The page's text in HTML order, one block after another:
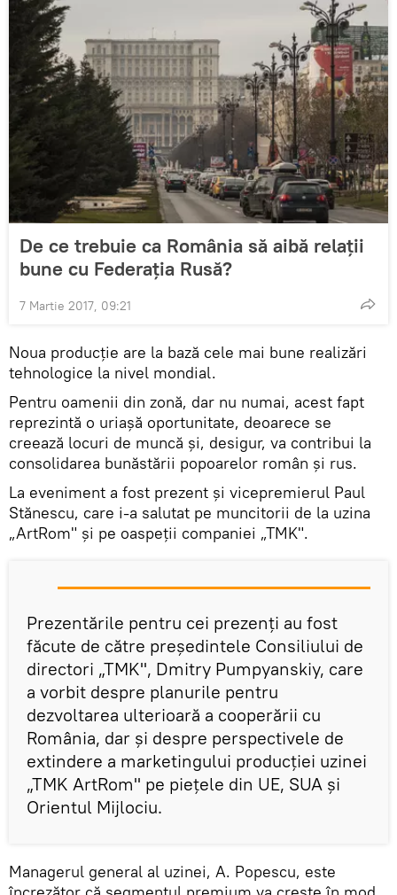
De ce trebuie ca România să aibă relații
bune cu Federația Rusă?
7 Martie 2017, 09:21
Noua producţie are la bază cele mai bune realizări
tehnologice la nivel mondial.
Pentru oamenii din zonă, dar nu numai, acest fapt
reprezintă o uriaşă oportunitate, deoarece se
creează locuri de muncă şi, desigur, va contribui la
consolidarea bunăstării popoarelor român şi rus.
La eveniment a fost prezent şi vicepremierul Paul
Stănescu, care i-a salutat pe muncitorii de la uzina
„ArtRom" şi pe oaspeţii companiei „TMK".
Prezentările pentru cei prezenţi au fost
făcute de către preşedintele Consiliului de
directori „TMK", Dmitry Pumpyanskiy, care
a vorbit despre planurile pentru
dezvoltarea ulterioară a cooperării cu
România, dar şi despre perspectivele de
extindere a marketingului producţiei uzinei
„TMK ArtRom" pe pieţele din UE, SUA şi
Orientul Mijlociu.
Managerul general al uzinei, A. Popescu, este